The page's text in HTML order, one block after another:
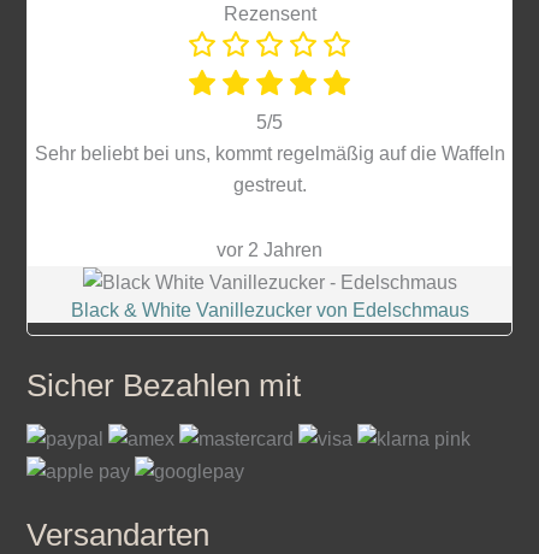
Rezensent
5/5
Sehr beliebt bei uns, kommt regelmäßig auf die Waffeln
gestreut.
vor 2 Jahren
Black & White Vanillezucker von Edelschmaus
Sicher Bezahlen mit
Versandarten